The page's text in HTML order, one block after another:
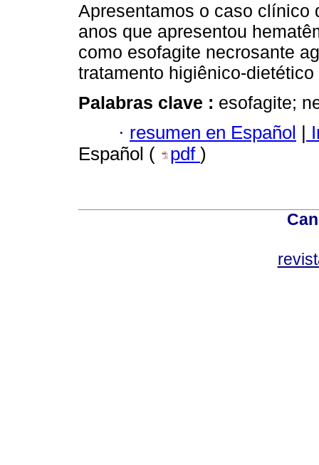
Apresentamos o caso clínico
anos que apresentou
como esofagite necrosante
tratamento higiênico-
Palabras clave : esofagite;
· resumen en Español
Español (
pdf )